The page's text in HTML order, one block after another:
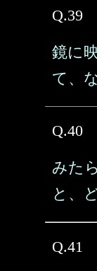
Q.39
鏡に
て、
Q.40
みた
と、
Q.41